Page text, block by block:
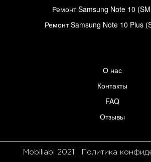
Ремонт Samsung Note 10
Ремонт Samsung Note 10 Plus
О нас
Контакты
FAQ
Отзывы
Mobiliabi 2021 | Политика